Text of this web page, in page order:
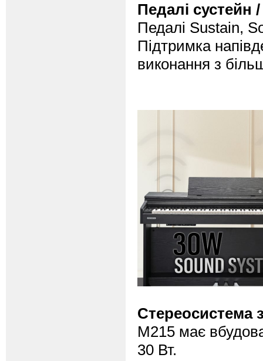
Педалі сустейн
Педалі Sustain,
Підтримка
виконання з
Стереосистема
M215 має
30 Вт.